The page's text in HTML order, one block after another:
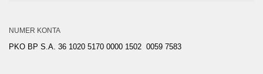
NUMER KONTA
PKO BP S.A. 36 1020 5170 0000 1502 0059 7583